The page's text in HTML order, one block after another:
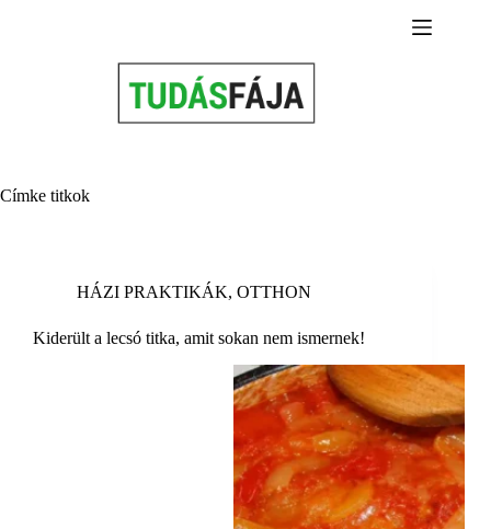
Címke titkok
HÁZI PRAKTIKÁK, OTTHON
Kiderült a lecsó titka, amit sokan nem ismernek!